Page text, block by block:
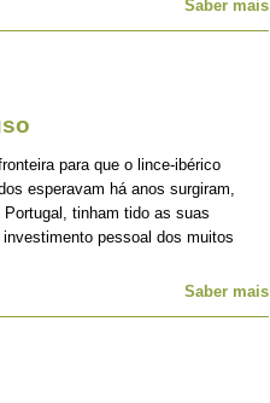
Saber mais
para que o lince-ibérico
esperavam há anos surgiram,
tinham tido as suas
pessoal dos muitos
Saber mais